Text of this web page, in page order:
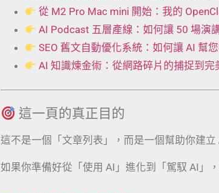
從 M2 Pro Mac mini 開始：我的
AI Podcast 五層產線：如何讓 50 場演
SEO 舊文自動優化系統：如何讓 AI 幫
AI 知識煉金術：從網路碎片的捕捉到完
這一頁的真正目的
這不是一個「文章列表」，而是一個幫助你建立
如果你準備好從「使用 AI」進化到「駕馭 AI」